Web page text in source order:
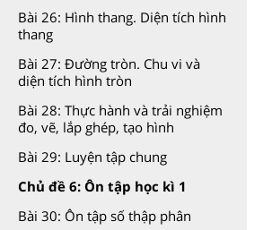
Bài 26: Hình thang. Diện tích hình
thang
Bài 27: Đường tròn. Chu vi và
diện tích hình tròn
Bài 28: Thực hành và trải nghiệm
đo, vẽ, lắp ghép, tạo hình
Bài 29: Luyện tập chung
Chủ đề 6: Ôn tập học kì 1
Bài 30: Ôn tập số thập phân